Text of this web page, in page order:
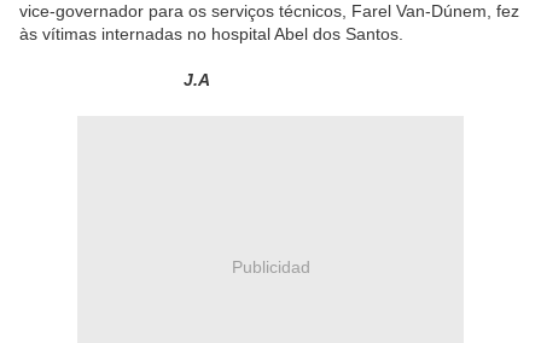
vice-governador para os serviços técnicos, Farel Van-Dúnem, fez
às vítimas internadas no hospital Abel dos Santos.
J.A
Publicidad